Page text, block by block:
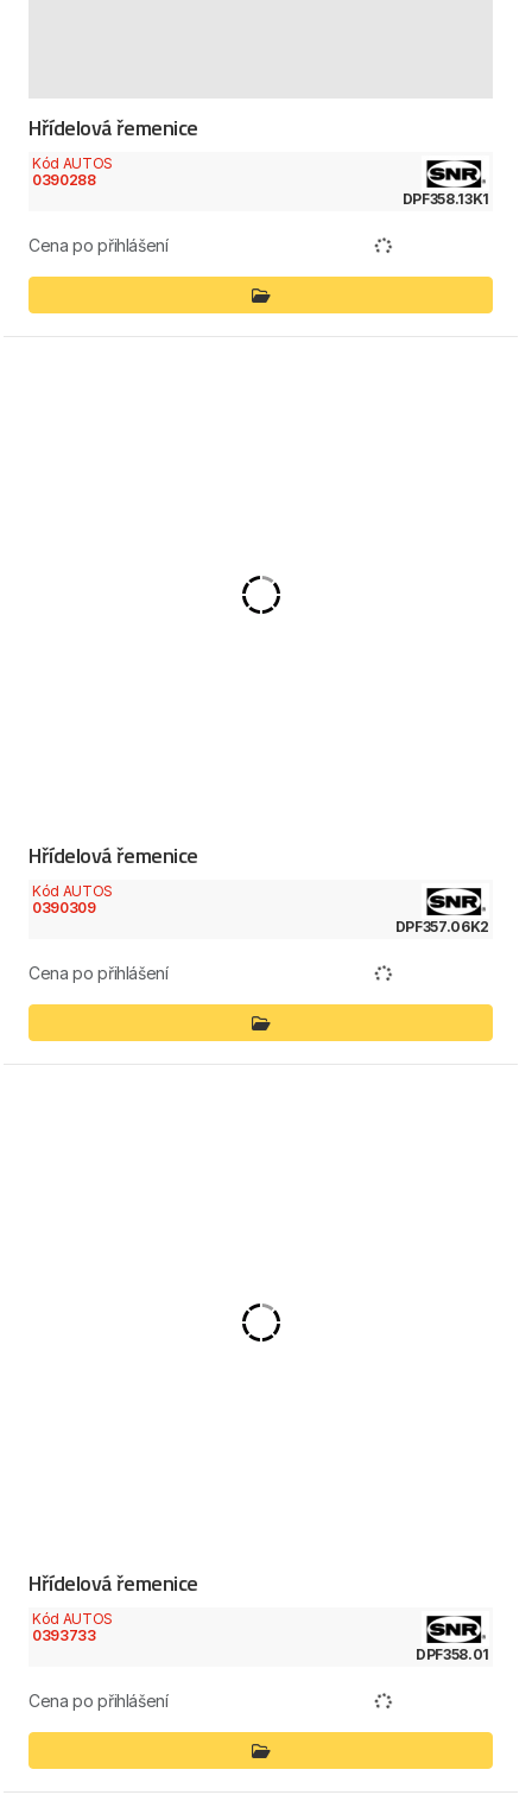
Hřídelová řemenice
Kód AUTOS
0390288
DPF358.13K1
Cena po přihlášení
Hřídelová řemenice
Kód AUTOS
0390309
DPF357.06K2
Cena po přihlášení
Hřídelová řemenice
Kód AUTOS
0393733
DPF358.01
Cena po přihlášení